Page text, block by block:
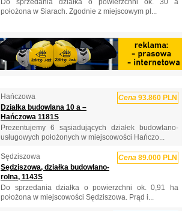
Do sprzedania działka o powierzchni ok. 30 a
położona w Siarach. Zgodnie z miejscowym pl...
Hańczowa Cena 93.860 PLN
Działka budowlana 10 a –
Hańczowa 1181S
Prezentujemy 6 sąsiadujących działek budowlano-
usługowych położonych w miejscowości Hańczo...
Sędziszowa Cena 89.000 PLN
Sędziszowa, działka budowlano-
rolna, 1143S
Do sprzedania działka o powierzchni ok. 0,91 ha
położona w miejscowości Sędziszowa. Prąd i...